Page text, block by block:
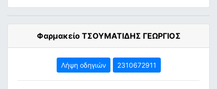
Φαρμακείο ΤΣΟΥΜΑΤΙΔΗΣ ΓΕΩΡΓΙΟΣ
Λήψη οδηγιών 2310672911